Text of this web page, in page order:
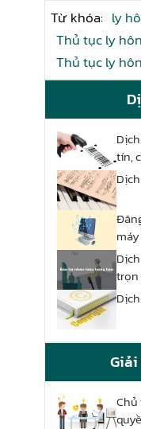
Từ khóa: ly
Thủ tục ly
Thủ tục ly
tín,
trọn